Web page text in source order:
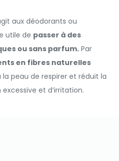
aux déodorants ou
utile de passer à des
ou sans parfum. Par
en fibres naturelles
peau de respirer et réduit la
et d’irritation.